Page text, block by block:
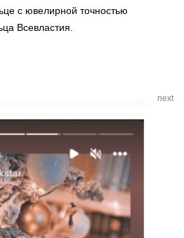
с ювелирной точностью
Всевластия.
next